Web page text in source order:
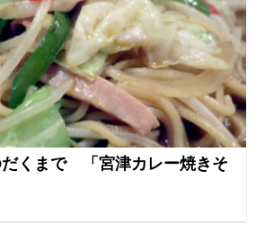
だくまで 「宮津カレー焼きそ